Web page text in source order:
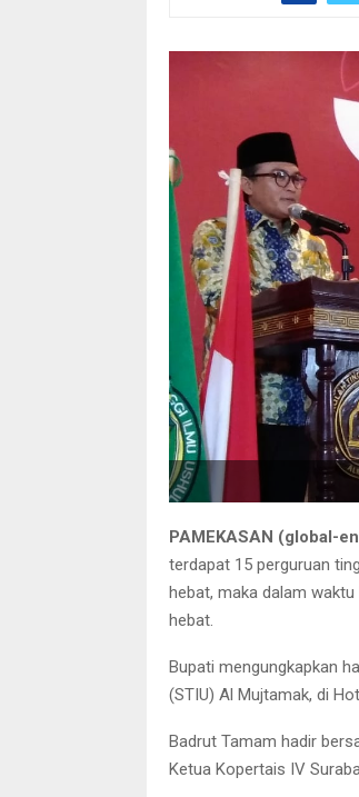
PAMEKASAN (global-
terdapat 15 perguruan
hebat, maka dalam
hebat.
Bupati mengungkapkan
(STIU) Al Mujtamak, di
Badrut Tamam hadir
Ketua Kopertais IV